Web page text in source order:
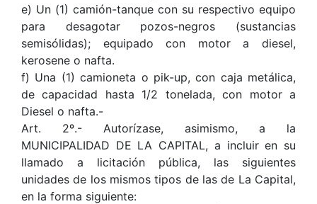
e) Un (1) camión-tanque con su respectivo equipo
para desagotar pozos-negros (sustancias
semisólidas); equipado con motor a diesel,
kerosene o nafta.
f) Una (1) camioneta o pik-up, con caja metálica,
de capacidad hasta 1/2 tonelada, con motor a
Diesel o nafta.-
Art. 2º.- Autorízase, asimismo, a la
MUNICIPALIDAD DE LA CAPITAL, a incluir en su
llamado a licitación pública, las siguientes
unidades de los mismos tipos de las de La Capital,
en la forma siguiente: